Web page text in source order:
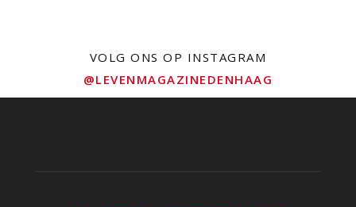
VOLG ONS OP INSTAGRAM
@LEVENMAGAZINEDENHAAG